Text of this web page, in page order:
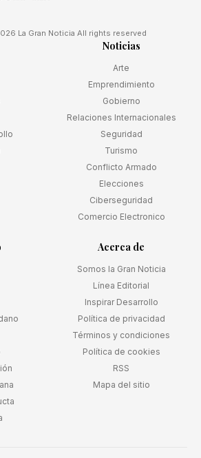
La Gran Noticia All rights reserved
Noticias
Arte
Emprendimiento
Gobierno
Relaciones Internacionales
Seguridad
Turismo
Conflicto Armado
Elecciones
Ciberseguridad
Comercio Electronico
Acerca de
Somos la Gran Noticia
Línea Editorial
Inspirar Desarrollo
Política de privacidad
Términos y condiciones
Política de cookies
RSS
Mapa del sitio